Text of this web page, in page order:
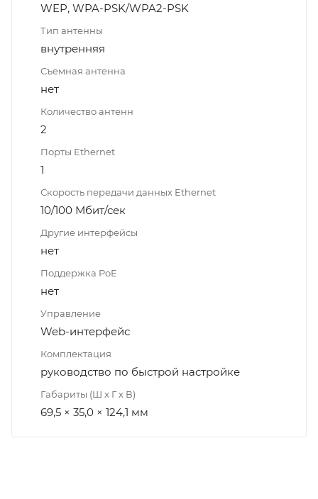
WEP, WPA-PSK/WPA2-PSK
Тип антенны
внутренняя
Съемная антенна
нет
Количество антенн
2
Порты Ethernet
1
Скорость передачи данных Ethernet
10/100 Мбит/сек
Другие интерфейсы
нет
Поддержка PoE
нет
Управление
Web-интерфейс
Комплектация
руководство по быстрой настройке
Габариты (Ш х Г х В)
69,5 × 35,0 × 124,1 мм